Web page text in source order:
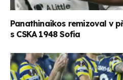
Panathinaikos remizoval v
s CSKA 1948 Sofia